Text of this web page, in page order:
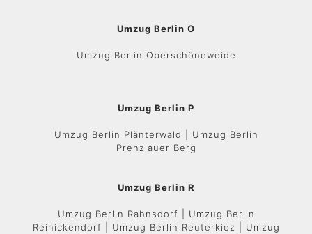
Umzug Berlin O
Umzug Berlin Oberschöneweide
Umzug Berlin P
Umzug Berlin Plänterwald | Umzug Berlin
Prenzlauer Berg
Umzug Berlin R
Umzug Berlin Rahnsdorf | Umzug Berlin
Reinickendorf | Umzug Berlin Reuterkiez | Umzug